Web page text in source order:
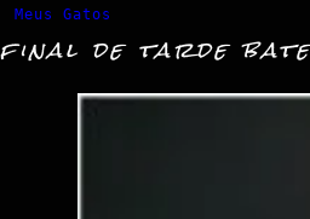
Meus Gatos
final de tarde